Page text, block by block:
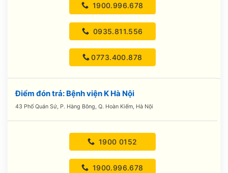
1900.996.678
0935.811.556
0773.400.878
Điểm đón trả: Bệnh viện K Hà Nội
43 Phố Quán Sứ, P. Hàng Bông, Q. Hoàn Kiếm, Hà Nội
1900 0152
1900.996.678